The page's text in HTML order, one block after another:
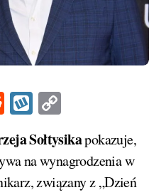
RedditWykop
Sołtysikapokazuje,
na wynagrodzenia w
związany z „Dzień